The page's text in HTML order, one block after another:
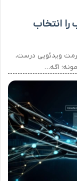
انتخاب
ویدئویی درست،
اگه…